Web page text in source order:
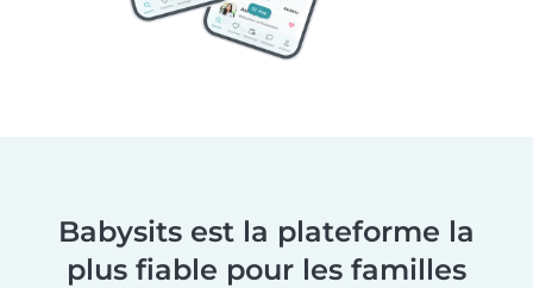
Babysits est la plateforme la
plus fiable pour les familles